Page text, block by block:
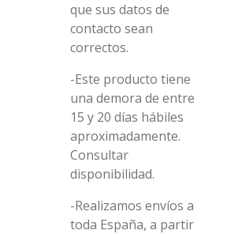
que sus datos de
contacto sean
correctos.
-Este producto tiene
una demora de entre
15 y 20 días hábiles
aproximadamente.
Consultar
disponibilidad.
-Realizamos envíos a
toda España, a partir